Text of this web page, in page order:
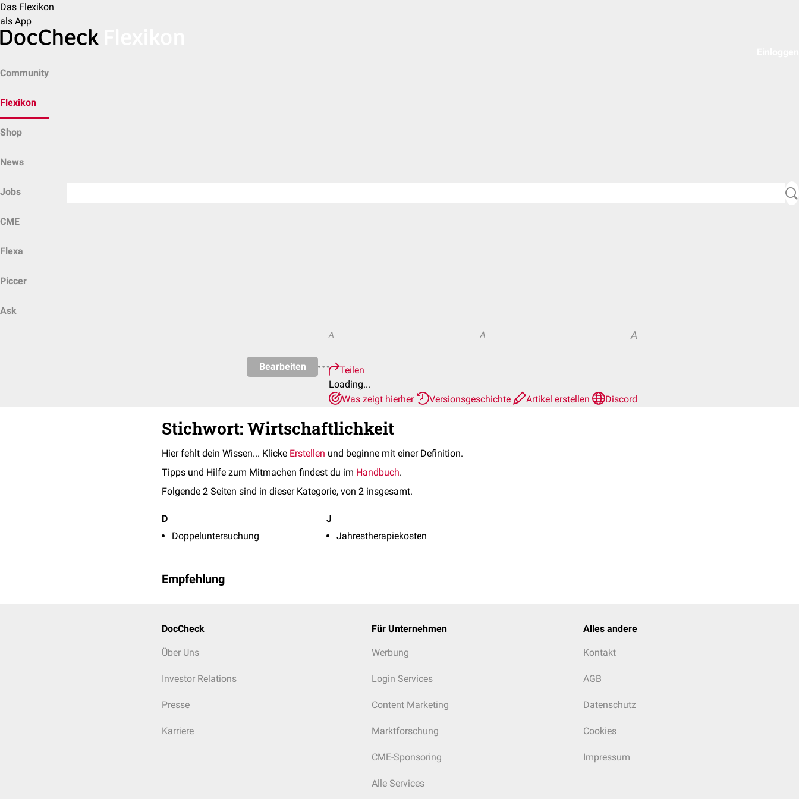
Das Flexikon
als App
Community
Flexikon
Shop
News
Jobs
CME
Flexa
Piccer
Ask
Bearbeiten
A A A
Teilen
Loading...
Was zeigt hierher
Versionsgeschichte Artikel erstellen Discord
Stichwort: Wirtschaftlichkeit
Hier fehlt dein Wissen... Klicke Erstellen und beginne mit einer Definition.
Tipps und Hilfe zum Mitmachen findest du im Handbuch.
Folgende 2 Seiten sind in dieser Kategorie, von 2 insgesamt.
D
Doppeluntersuchung
J
Jahrestherapiekosten
Empfehlung
DocCheck
Über Uns
Investor Relations
Presse
Karriere
Für Unternehmen
Werbung
Login Services
Content Marketing
Marktforschung
CME-Sponsoring
Alle Services
Alles andere
Kontakt
AGB
Datenschutz
Cookies
Impressum